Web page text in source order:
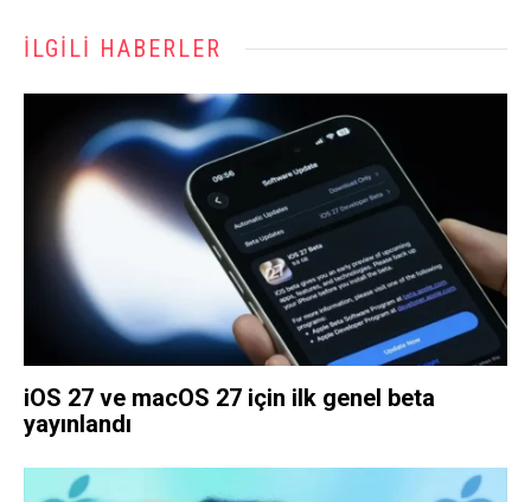
İLGILI HABERLER
iOS 27 ve macOS 27 için ilk genel beta
yayınlandı